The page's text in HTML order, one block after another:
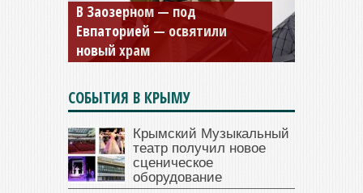
Мужской монастырь Косьмы
и Дамиана в Крыму вновь
открыт для посещения
СОБЫТИЯ В КРЫМУ
Крымский Музыкальный
театр получил новое
сценическое
оборудование